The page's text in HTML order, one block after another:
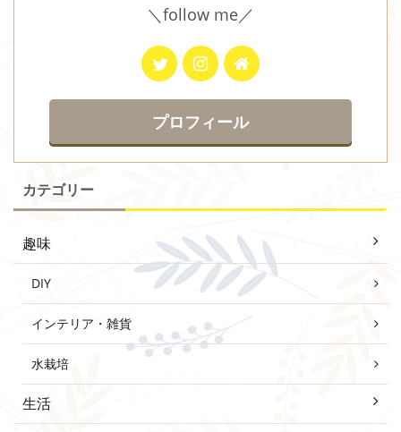
＼follow me／
プロフィール
カテゴリー
趣味
DIY
インテリア・雑貨
水栽培
生活